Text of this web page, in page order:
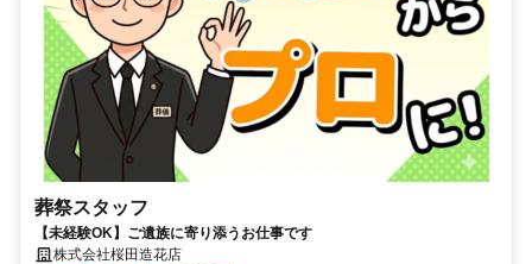
葬祭スタッフ
【未経験OK】ご遺族に寄り添うお仕事です
株式会社桜田造花店